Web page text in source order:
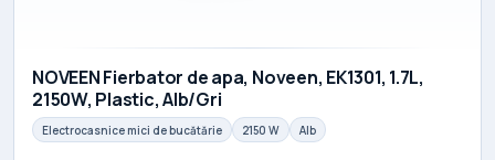
NOVEEN Fierbator de apa, Noveen, EK1301, 1.7L,
2150W, Plastic, Alb/Gri
Electrocasnice mici de bucătărie 2150 W Alb